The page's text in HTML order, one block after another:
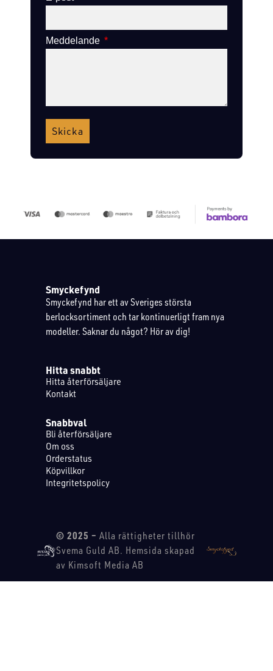
Meddelande
Skicka
Smyckefynd
Smyckefynd har ett av Sveriges största
berlocksortiment och tar kontinuerligt fram nya
modeller. Saknar du något? Hör av dig!
Hitta snabbt
Hitta återförsäljare
Kontakt
Snabbval
Bli återförsäljare
Om oss
Orderstatus
Köpvillkor
Integritetspolicy
© 2025 – Alla rättigheter tillhör
Svema Guld AB. Hemsida skapad
av Kimsoft Media AB